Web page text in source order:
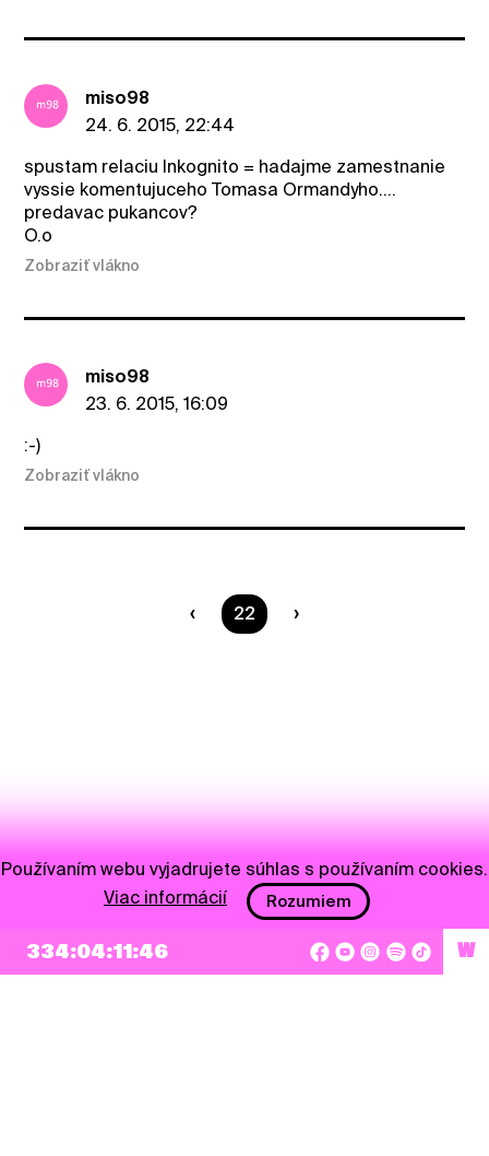
miso98
24. 6. 2015, 22:44
spustam relaciu Inkognito = hadajme zamestnanie
vyssie komentujuceho Tomasa Ormandyho....
predavac pukancov?
O.o
Zobraziť vlákno
miso98
23. 6. 2015, 16:09
:-)
Zobraziť vlákno
Ste na strane
22
334:04:11:46 W
Používaním webu vyjadrujete súhlas s používaním cookies.
Viac informácií
Rozumiem